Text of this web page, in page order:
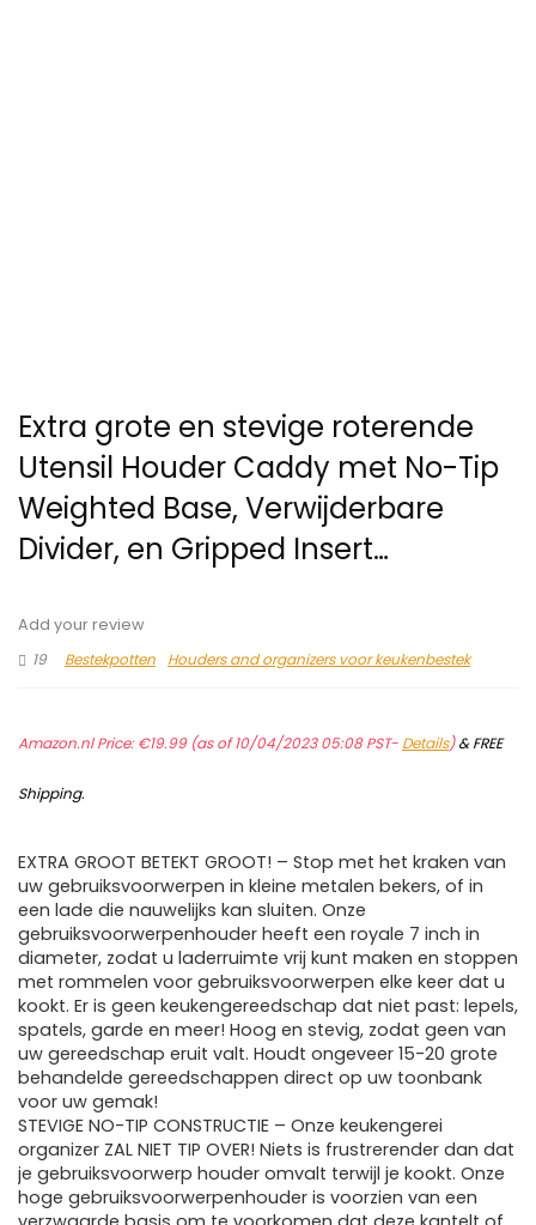
Extra grote en stevige roterende
Utensil Houder Caddy met No-Tip
Weighted Base, Verwijderbare
Divider, en Gripped Insert…
Add your review
19
Bestekpotten Houders and organizers voor keukenbestek
Amazon.nl Price:€19.99(as of 10/04/2023 05:08 PST- Details)&FREE
Shipping.
EXTRA GROOT BETEKT GROOT! – Stop met het kraken van
uw gebruiksvoorwerpen in kleine metalen bekers, of in
een lade die nauwelijks kan sluiten. Onze
gebruiksvoorwerpenhouder heeft een royale 7 inch in
diameter, zodat u laderruimte vrij kunt maken en stoppen
met rommelen voor gebruiksvoorwerpen elke keer dat u
kookt. Er is geen keukengereedschap dat niet past: lepels,
spatels, garde en meer! Hoog en stevig, zodat geen van
uw gereedschap eruit valt. Houdt ongeveer 15-20 grote
behandelde gereedschappen direct op uw toonbank
voor uw gemak!
STEVIGE NO-TIP CONSTRUCTIE – Onze keukengerei
organizer ZAL NIET TIP OVER! Niets is frustrerender dan dat
je gebruiksvoorwerp houder omvalt terwijl je kookt. Onze
hoge gebruiksvoorwerpenhouder is voorzien van een